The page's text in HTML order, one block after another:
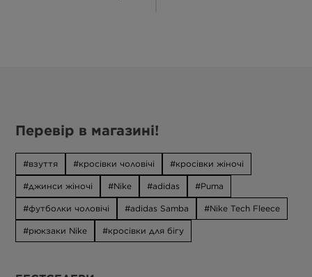
Перевір в магазині!
взуття кросівки чоловічі кросівки жіночі
джинси жіночі Nike adidas Puma
футболки чоловічі adidas Samba Nike Tech Fleece
рюкзаки Nike кросівки для бігу